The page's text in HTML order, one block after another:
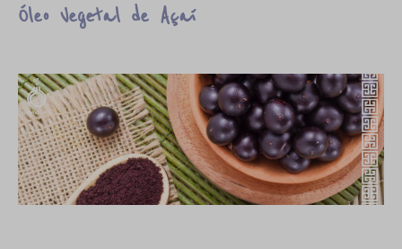
Óleo Vegetal de Açaí